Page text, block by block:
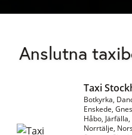
Anslutna
Taxi
Botkyrka,
Enskede,
Håbo,
Norrtälje,